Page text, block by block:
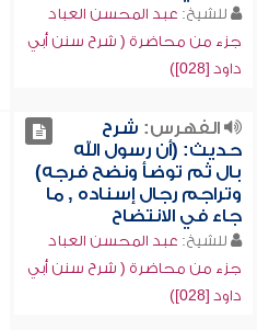
للشيخ: عبد المحسن العباد
جزء من محاضرة ( شرح سنن أبي
داود [028])
الفهرس: شرح
حديث: (أن رسول الله
بال ثم توضأ ونضح فرجه)
وتراجم رجال إسناده , ما
جاء في الانتضاح
للشيخ: عبد المحسن العباد
جزء من محاضرة ( شرح سنن أبي
داود [028])